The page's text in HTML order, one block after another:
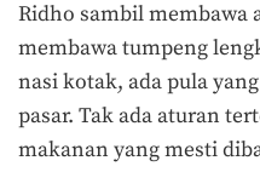
Ridho sambil membawa
membawa tumpeng
nasi kotak, ada pula
pasar. Tak ada aturan
makanan yang mesti